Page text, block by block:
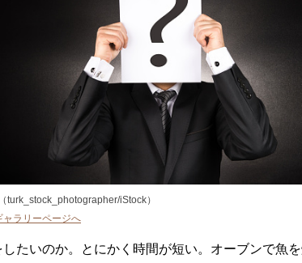
（turk_stock_photographer/iStock）
ャラリーページへ
たいのか。とにかく時間が短い。オーブンで魚